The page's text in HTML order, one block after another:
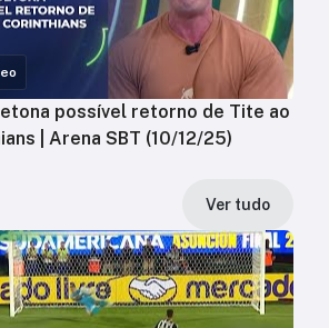
possível retorno de Tite ao
| Arena SBT (10/12/25)
Ver tudo